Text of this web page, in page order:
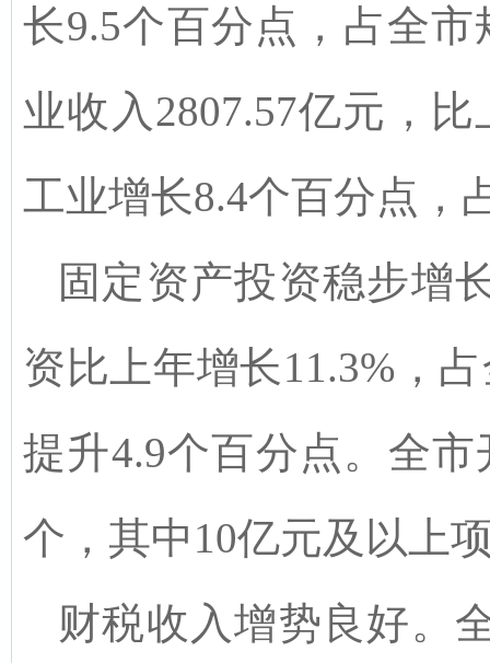
长9.5个百分点，占全
业收入2807.57亿元，
工业增长8.4个百分点，
固定资产投资稳步增
资比上年增长11.3%，
提升4.9个百分点。全
个，其中10亿元及以上
财税收入增势良好。